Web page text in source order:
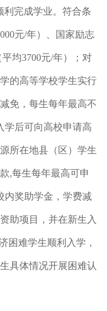
利完成学业。符合条
元/年）、国家励志
均3700元/年）；对
的高等学校学生实行
免，每生每年最高不
学后可向高校申请高
所在地县（区）学生
,每生每年最高可申
内奖助学金，学费减
助项目，并在新生入
困难学生顺利入学，
具体情况开展困难认